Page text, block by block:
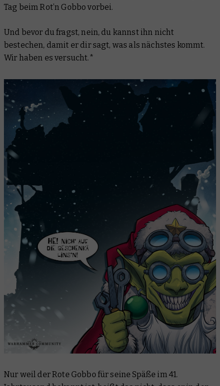
Tag beim Rot’n Gobbo vorbei.
Und bevor du fragst, nein, du kannst ihn nicht
bestechen, damit er dir sagt, was als nächstes kommt.
Wir haben es versucht.*
Nur weil der Rote Gobbo für seine Späße im 41.